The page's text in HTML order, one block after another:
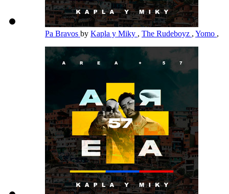
Pa Bravos by Kapla y Miky , The Rudeboyz , Yomo ,